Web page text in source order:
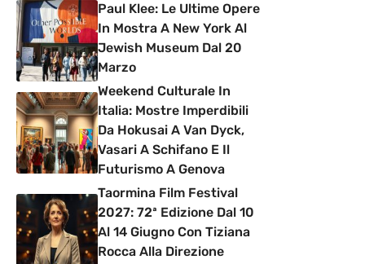
Paul Klee: Le Ultime Opere
In Mostra A New York Al
Jewish Museum Dal 20
Marzo
Weekend Culturale In
Italia: Mostre Imperdibili
Da Hokusai A Van Dyck,
Vasari A Schifano E Il
Futurismo A Genova
Taormina Film Festival
2027: 72ª Edizione Dal 10
Al 14 Giugno Con Tiziana
Rocca Alla Direzione